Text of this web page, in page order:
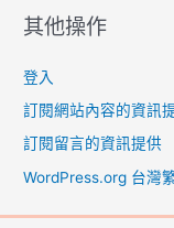
其他操作
登入
訂閱網站內容的資訊
訂閱留言的資訊提供
WordPress.org 台灣